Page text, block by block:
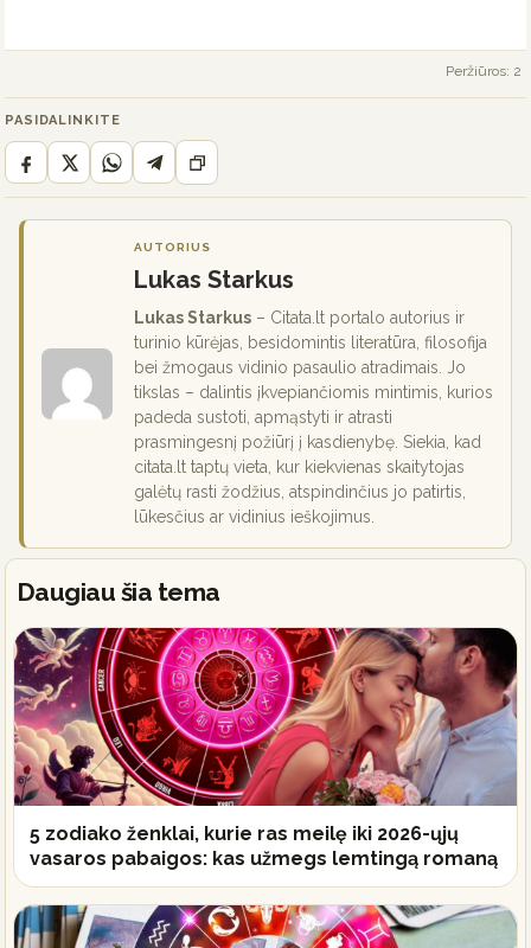
Peržiūros: 2
PASIDALINKITE
AUTORIUS
Lukas Starkus
Lukas Starkus – Citata.lt portalo autorius ir
turinio kūrėjas, besidomintis literatūra, filosofija
bei žmogaus vidinio pasaulio atradimais. Jo
tikslas – dalintis įkvepiančiomis mintimis, kurios
padeda sustoti, apmąstyti ir atrasti
prasmingesnį požiūrį į kasdienybę. Siekia, kad
citata.lt taptų vieta, kur kiekvienas skaitytojas
galėtų rasti žodžius, atspindinčius jo patirtis,
lūkesčius ar vidinius ieškojimus.
Daugiau šia tema
5 zodiako ženklai, kurie ras meilę iki 2026-ųjų
vasaros pabaigos: kas užmegs lemtingą romaną